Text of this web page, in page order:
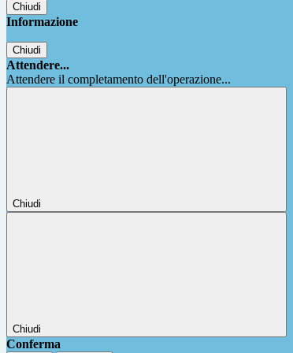
Chiudi
Informazione
Chiudi
Attendere...
Attendere il completamento dell'operazione...
Chiudi
Chiudi
Conferma